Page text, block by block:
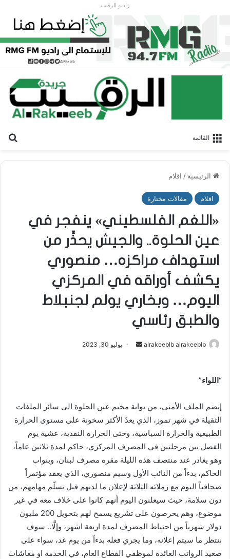
راديو الرقيب
القائمة
الرئيسية / اقلام
اقلام مقالات مختارة
«اللغم الفلسطيني» ينفجر في
عين الحلوة.. والجيش يحذِّر من
استهداف مراكزه… منصوري
يكشف أوراقه في المركزي
اليوم… وبخاري يولم لجنبلاط
والطبق رئاسي
alrakeeblb alrakeeblb
ر
د
إ
ك
ر
و
ن
ي
ا
يوليو 30, 2023
“ اللواء”
إنضم الملف الأمني، من بوابة مخيم عين الحلوة الى سائر الملفات
الثقيلة في شهر تموز، الذي يعدّ الأكثر سخونة على مستوى الحرارة
الطبيعية والحرارة السياسية، وحتى الحرارة النقدية، عشية يوم
الفصل بين مرحلتين في المصرف المركزي، حاكم لمدة ثلاثين عاماً،
وهو يغادر عند منتصف هذه الليلة مقره مصرف لبنان، وبنواب
الحاكم، بدءاً من النائب الأول وسيم منصوري، الذي يعقد مؤتمراً
صحافياً اليوم مع زملائه الثلاثة لإعلان ما لديهم قبل تسلّم مهامهم، من
دون سلامة، حيث سيعلنون اليوم أنهم كانوا على خلاف معه في غير
موضوع، وهم يحرصون على تشريع يسمح لهم بتحويل 200 مليون
دولار شهرياً من احتياط المصرف لمدة اربعة اشهر، وإلَّا.. سوف
ننتظر ما سيتم إعلانه، وما يجري فعله بدءاً من يوم غد، سواء على
صعيد الرواتب العائدة لموظفي القطاع العام، في الخدمة او معاشات